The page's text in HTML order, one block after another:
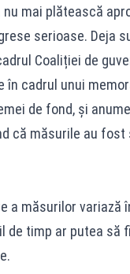
mai plătească
serioase. Deja
Coaliției de
cadrul unui
de fond, și
că măsurile au
a măsurilor variază
de timp ar putea să